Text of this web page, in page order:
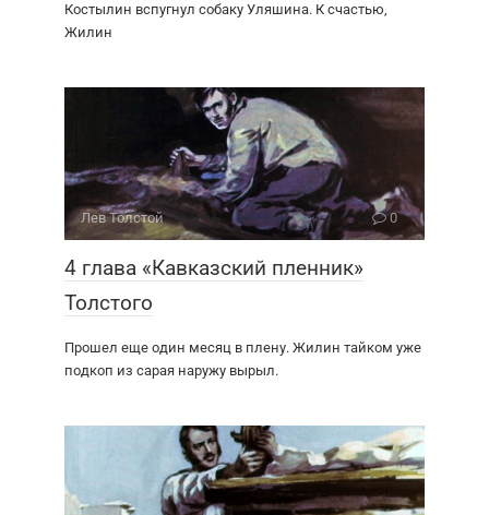
Костылин вспугнул собаку Уляшина. К счастью,
Жилин
Лев Толстой 0
4 глава «Кавказский пленник»
Толстого
Прошел еще один месяц в плену. Жилин тайком уже
подкоп из сарая наружу вырыл.